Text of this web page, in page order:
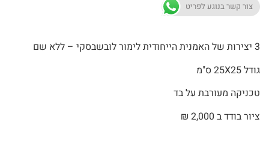
צור קשר בנוגע לפריט
3 יצירות של האמנית הייחודית לימור לובשבסקי – ללא שם
גודל 25X25 ס"מ
טכניקה מעורבת על בד
ציור בודד ב 2,000 ₪